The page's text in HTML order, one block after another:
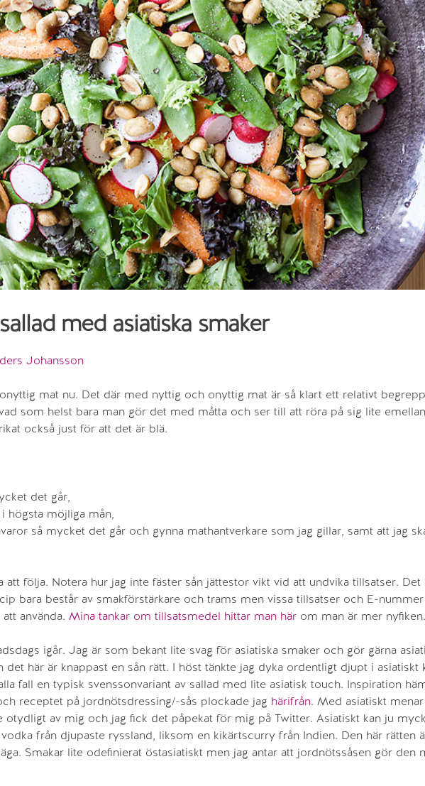
med asiatiska smaker
Johansson
mat nu. Det där med nyttig och onyttig mat är så klart ett relativt
som helst bara man gör det med måtta och ser till att röra på sig lite
också just för att det är blä.
det går,
högsta möjliga mån,
så mycket det går och gynna mathantverkare som jag gillar, samt att jag
att följa. Notera hur jag inte fäster sån jättestor vikt vid att undvika tillsatser. Det
bara består av smakförstärkare och trams men vissa tillsatser och E-
använda. Mina tankar om tillsatsmedel hittar man här om man är mer nyfiken.
igår. Jag är som bekant lite svag för asiatiska smaker och gör gärna
här är knappast en sån rätt. I höst tänkte jag dyka ordentligt djupt i asiatiskt
fall en typisk svenssonvariant av sallad med lite asiatisk touch. Inspiration
receptet på jordnötsdressing/-sås plockade jag härifrån. Med asiatiskt
otydligt av mig och jag fick det påpekat för mig på Twitter. Asiatiskt kan ju
från djupaste ryssland, liksom en kikärtscurry från Indien. Den här rätten
Smakar lite odefinierat östasiatiskt men jag antar att jordnötssåsen gör den